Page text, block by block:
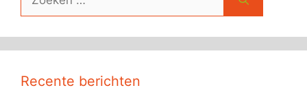
naar:
Recente berichten